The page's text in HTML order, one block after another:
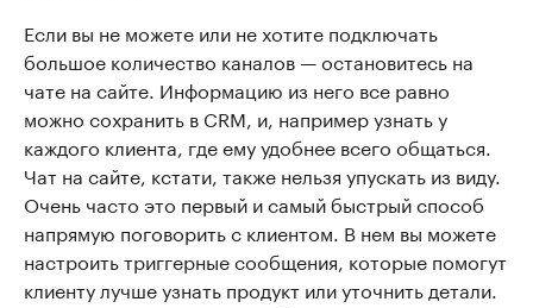
Если вы не можете или не хотите подключать
большое количество каналов — остановитесь на
чате на сайте. Информацию из него все равно
можно сохранить в CRM, и, например узнать у
каждого клиента, где ему удобнее всего общаться.
Чат на сайте, кстати, также нельзя упускать из виду.
Очень часто это первый и самый быстрый способ
напрямую поговорить с клиентом. В нем вы можете
настроить триггерные сообщения, которые помогут
клиенту лучше узнать продукт или уточнить детали.